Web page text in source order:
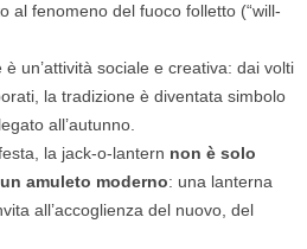
al fenomeno del fuoco folletto (“will-
un’attività sociale e creativa: dai volti
la tradizione è diventata simbolo
all’autunno.
la jack-o-lantern non è solo
amuleto moderno: una lanterna
all’accoglienza del nuovo, del